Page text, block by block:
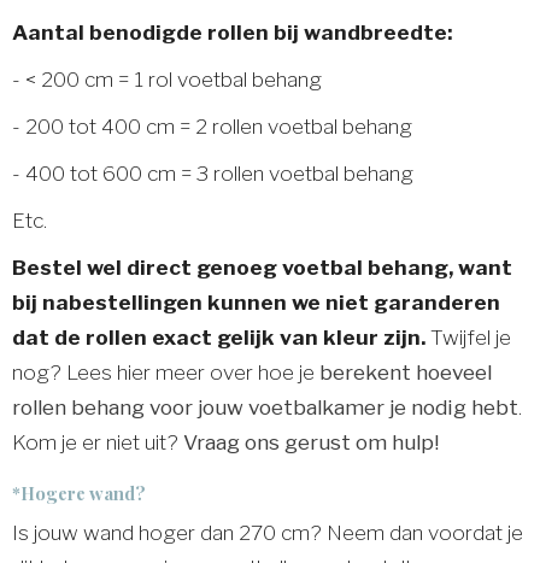
Aantal benodigde rollen bij wandbreedte:
- < 200 cm = 1 rol voetbal behang
- 200 tot 400 cm = 2 rollen voetbal behang
- 400 tot 600 cm = 3 rollen voetbal behang
Etc.
Bestel wel direct genoeg voetbal behang, want
bij nabestellingen kunnen we niet garanderen
dat de rollen exact gelijk van kleur zijn.Twijfel je
nog? Lees hier meer over hoe je berekent hoeveel
rollen behang voor jouw voetbalkamer je nodig hebt.
Kom je er niet uit? Vraag ons gerust om hulp!
*Hogere wand?
Is jouw wand hoger dan 270 cm? Neem dan voordat je